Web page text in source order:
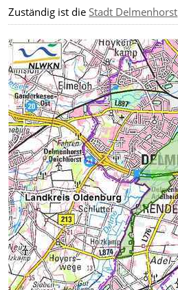
Zuständig ist dieStadt Delmenhorst